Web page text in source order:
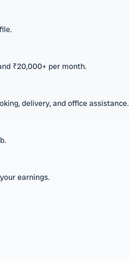
₹20,000+ per month.
delivery, and office assistance.
earnings.